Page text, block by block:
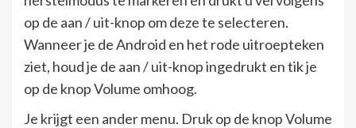
op de aan / uit-knop om deze te selecteren.
Wanneer je de Android en het rode uitroepteken
ziet, houd je de aan / uit-knop ingedrukt en tik je
op de knop Volume omhoog.
Je krijgt een ander menu. Druk op de knop Volume